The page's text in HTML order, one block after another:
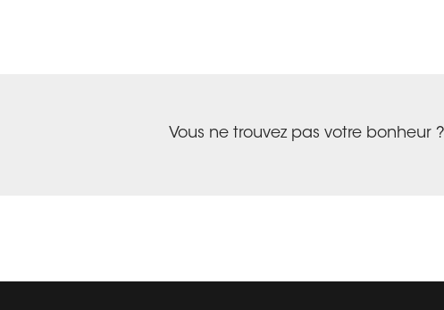
Vous ne trouvez pas votre bonheur